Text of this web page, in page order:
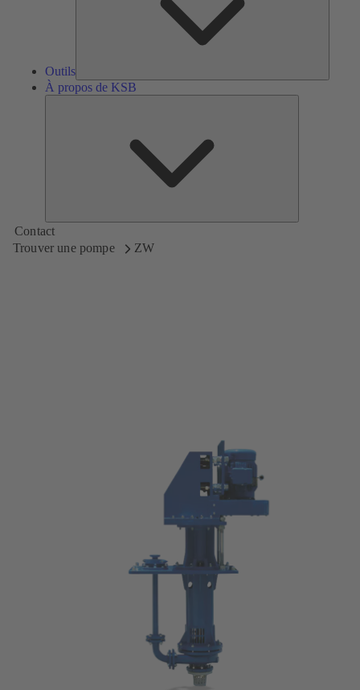
Outils
À propos de KSB
Contact
Trouver une pompe
ZW